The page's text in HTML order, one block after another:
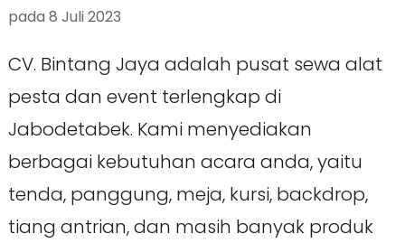
pada 8 Juli 2023
CV. Bintang Jaya adalah pusat sewa alat
pesta dan event terlengkap di
Jabodetabek. Kami menyediakan
berbagai kebutuhan acara anda, yaitu
tenda, panggung, meja, kursi, backdrop,
tiang antrian, dan masih banyak produk